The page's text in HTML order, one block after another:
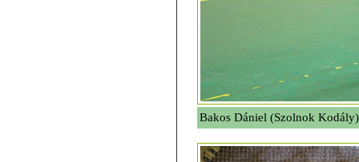
Bakos Dániel (Szolnok